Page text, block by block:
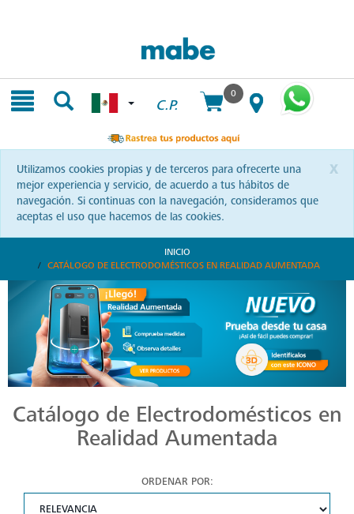
C.P.
0
x
Utilizamos cookies propias y de terceros para ofrecerte una
mejor experiencia y servicio, de acuerdo a tus hábitos de
navegación. Si continuas con la navegación, consideramos que
aceptas el uso que hacemos de las cookies.
INICIO
CATÁLOGO DE ELECTRODOMÉSTICOS EN REALIDAD AUMENTADA
Catálogo de Electrodomésticos en
Realidad Aumentada
ORDENAR POR: